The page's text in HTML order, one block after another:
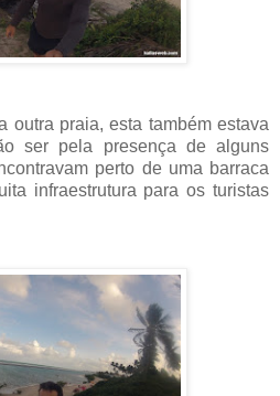
outra praia, esta também estava
ser pela presença de alguns
perto de uma barraca
infraestrutura para os turistas